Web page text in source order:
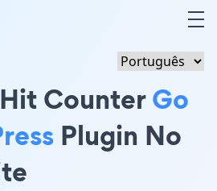
CounterGo
Plugin No